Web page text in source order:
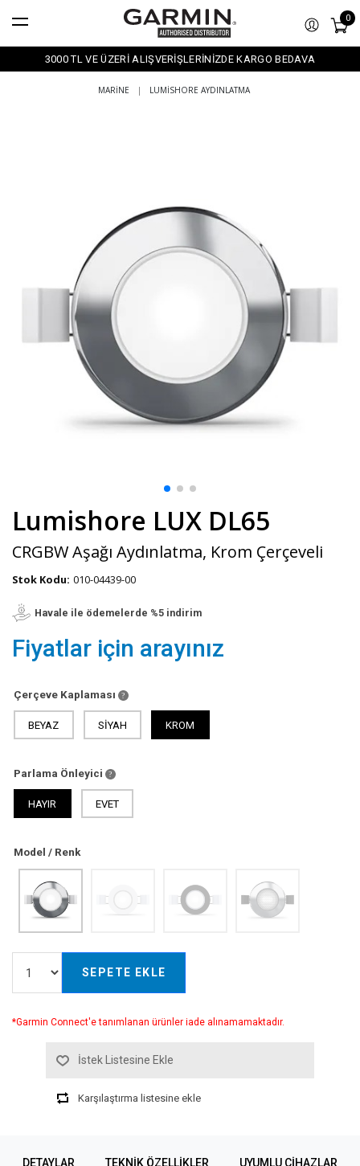
0
3000 TL VE ÜZERİ ALIŞVERİŞLERİNİZDE KARGO BEDAVA
MARINE | LUMISHORE AYDINLATMA
Lumishore LUX DL65
CRGBW Aşağı Aydınlatma, Krom Çerçeveli
Stok Kodu: 010-04439-00
Havale ile ödemelerde %5 indirim
Fiyatlar için arayınız
Çerçeve Kaplaması
BEYAZ SİYAH KROM
Parlama Önleyici
HAYIR EVET
Model / Renk
SEPETE EKLE
*Garmin Connect'e tanımlanan ürünler iade alınamamaktadır.
İstek Listesine Ekle
Karşılaştırma listesine ekle
DETAYLAR TEKNIK ÖZELLIKLER UYUMLU CIHAZLAR